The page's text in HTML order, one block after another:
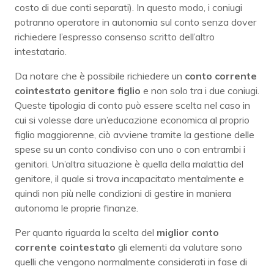
costo di due conti separati). In questo modo, i coniugi
potranno operatore in autonomia sul conto senza dover
richiedere l’espresso consenso scritto dell’altro
intestatario.
Da notare che è possibile richiedere un conto corrente
cointestato genitore figlio e non solo tra i due coniugi.
Queste tipologia di conto può essere scelta nel caso in
cui si volesse dare un’educazione economica al proprio
figlio maggiorenne, ciò avviene tramite la gestione delle
spese su un conto condiviso con uno o con entrambi i
genitori. Un’altra situazione è quella della malattia del
genitore, il quale si trova incapacitato mentalmente e
quindi non più nelle condizioni di gestire in maniera
autonoma le proprie finanze.
Per quanto riguarda la scelta del miglior conto
corrente cointestato gli elementi da valutare sono
quelli che vengono normalmente considerati in fase di